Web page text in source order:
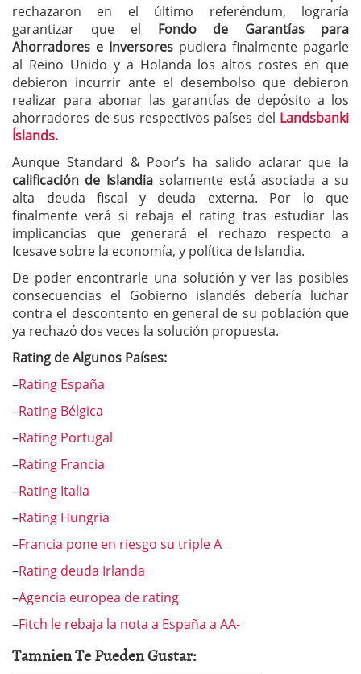
rechazaron en el último referéndum, lograría
garantizar que el Fondo de Garantías para
Ahorradores e Inversores pudiera finalmente pagarle
al Reino Unido y a Holanda los altos costes en que
debieron incurrir ante el desembolso que debieron
realizar para abonar las garantías de depósito a los
ahorradores de sus respectivos países del Landsbanki
Íslands.
Aunque Standard & Poor’s ha salido aclarar que la
calificación de Islandiasolamente está asociada a su
alta deuda fiscal y deuda externa. Por lo que
finalmente verá si rebaja el rating tras estudiar las
implicancias que generará el rechazo respecto a
Icesave sobre la economía, y política de Islandia.
De poder encontrarle una solución y ver las posibles
consecuencias el Gobierno islandés debería luchar
contra el descontento en general de su población que
ya rechazó dos veces la solución propuesta.
Rating de Algunos Países:
–Rating España
–Rating Bélgica
–Rating Portugal
–Rating Francia
–Rating Italia
–Rating Hungria
–Francia pone en riesgo su triple A
–Rating deuda Irlanda
–Agencia europea de rating
–Fitch le rebaja la nota a España a AA-
Tamnien Te Pueden Gustar: